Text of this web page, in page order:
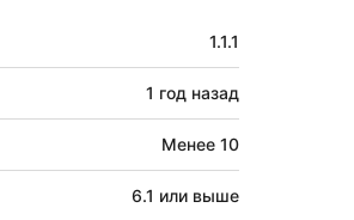
1.1.1
1 год назад
Менее 10
6.1 или выше